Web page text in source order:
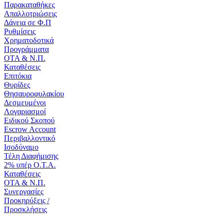
Παρακαταθήκες
Απαλλοτριώσεις
Δάνεια σε Φ.Π
Ρυθμίσεις
Χρηματοδοτικά
Προγράμματα
ΟΤΑ & Ν.Π.
Καταθέσεις
Επιτόκια
Θυρίδες
Θησαυροφυλακίου
Δεσμευμένοι
Λογαριασμοί
Ειδικού Σκοπού
Escrow Account
Περιβαλλοντικό
Ισοδύναμο
Τέλη Διαφήμισης
2% υπέρ Ο.Τ.Α.
Καταθέσεις
ΟΤΑ & Ν.Π.
Συνεργασίες
Προκηρύξεις /
Προσκλήσεις